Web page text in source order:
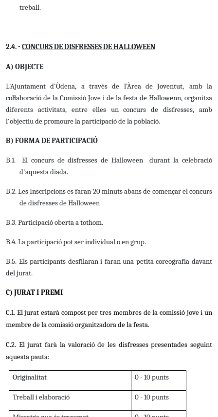
treball.
2.4. - CONCURS DE DISFRESSES DE HALLOWEEN
A) OBJECTE
L'Ajuntament d'Òdena, a través de l'Àrea de Joventut,
amb la
col·laboració de la Comissió Jove i de la festa de Hallowenn, organitza
diferents activitats, entre elles un concurs de disfresses, amb
l'objectiu de promoure la participació de la població.
B) FORMA DE PARTICIPACIÓ
B.1. El concurs de disfresses de Halloween durant la celebració
d'aquesta diada.
B.2. Les Inscripcions es faran 20 minuts abans de començar el concurs
dedisfresses de Halloween
B.3. Participació oberta a tothom.
B.4. La participació pot ser individual o en grup.
B.5. Els participants desfilaran i faran una petita coreografia davant
del jurat.
C) JURAT I PREMI
C.1. El jurat estarà compost per tres membres de la comissió jove i un
membre de la comissió organitzadora de la festa.
C.2. El jurat farà la valoració de les disfresses presentades seguint
aquesta pauta:
Originalitat 0 - 10 punts
Treball i elaboració 0 - 10 punts